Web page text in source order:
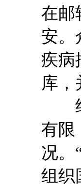
在邮
安。
疾病
库，
绝
有限
况。
组织